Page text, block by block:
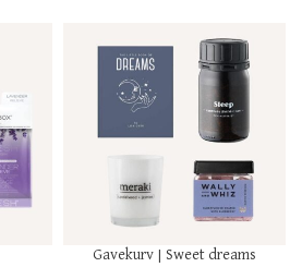
Gavekurv | Sweet dreams